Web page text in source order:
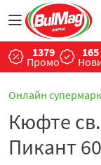
1379
Промо
165
Онлайн
Кюфте
Пикант